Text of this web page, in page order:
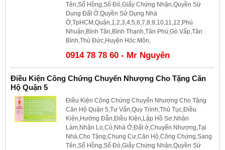
Tên,Sổ Hồng,Sổ Đỏ,Giấy Chứng Nhận,Quyền Sử
Dụng Đất Ở,Quyền Sử Dụng Nhà
Ở,TpHCM,Quận,1,2,3,4,5,6,7,8,9,10,11,12,Phú
Nhuận,Bình Tân,Bình Thạnh,Tân Phú,Gò Vấp,Tân
Bình,Thủ Đức,Huyện Hóc Môn,
0914 78 78 60 - Mr Nguyên
Điều Kiện Công Chứng Chuyển Nhượng Cho Tặng Căn
Hộ Quận 5
Điều Kiện Công Chứng Chuyển Nhượng Cho Tặng
Căn Hộ Quận 5,Tư Vấn,Quy Trình,Thủ Tục,Điều
Kiện,Hướng Đẫn,Điều Kiện,Lập Hồ Sơ,Nhận
Làm,Nhận Lo,Có,Nhà Ở,Đất ở,Chuyển Nhượng,Tại
Nhà,Cho Tặng,Chung Cư,Căn Hộ,Công Chứng,Sang
Tên,Sổ Hồng,Sổ Đỏ,Giấy Chứng Nhận,Quyền Sử